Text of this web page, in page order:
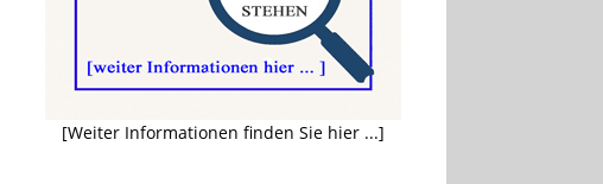
[Weiter Informationen finden Sie hier ...]